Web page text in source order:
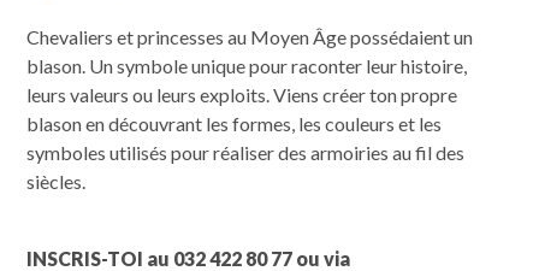
Chevaliers et princesses au Moyen Âge possédaient un
blason. Un symbole unique pour raconter leur histoire,
leurs valeurs ou leurs exploits. Viens créer ton propre
blason en découvrant les formes, les couleurs et les
symboles utilisés pour réaliser des armoiries au fil des
siècles.
INSCRIS-TOI au 032 422 80 77 ou via